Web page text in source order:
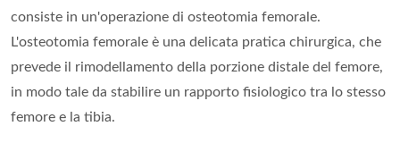
consiste in un'operazione di osteotomia femorale.
L'osteotomia femorale è una delicata pratica chirurgica, che
prevede il rimodellamento della porzione distale del femore,
in modo tale da stabilire un rapporto fisiologico tra lo stesso
femore e la tibia.